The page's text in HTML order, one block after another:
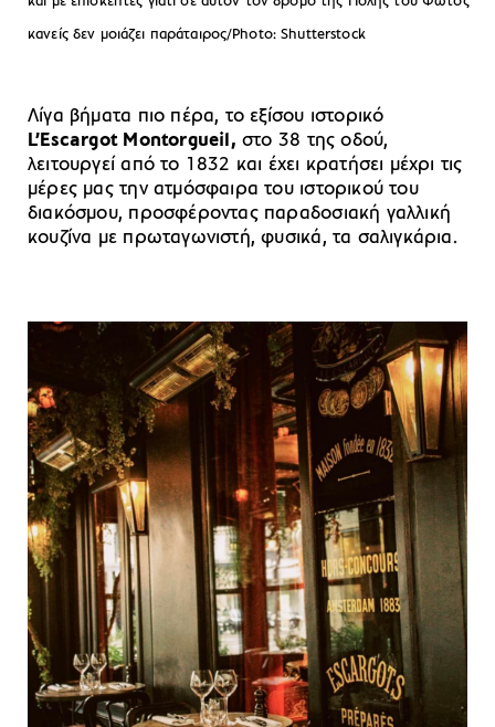
κανείς δεν μοιάζει παράταιρος/Photo: Shutterstock
Λίγα βήματα πιο πέρα, το εξίσου ιστορικό
L’Escargot Montorgueil, στο 38 της οδού,
λειτουργεί από το 1832 και έχει κρατήσει μέχρι τις
μέρες μας την ατμόσφαιρα του ιστορικού του
διακόσμου, προσφέροντας παραδοσιακή γαλλική
κουζίνα με πρωταγωνιστή, φυσικά, τα σαλιγκάρια.